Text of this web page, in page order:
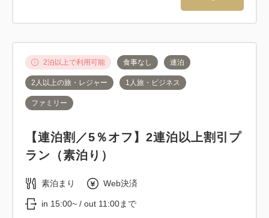
2泊以上で利用可能 食事なし 連泊
2人以上の旅・レジャー 1人旅・ビジネス
ファミリー
【連泊割／5％オフ】2連泊以上割引プ
ラン（素泊り）
素泊まり Web決済
in 15:00~ / out 11:00まで